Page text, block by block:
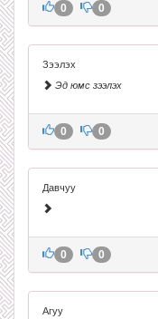
0 0
Зээлэх
Эд юмс зээлэх
0 0
Давчуу
0 0
Агуу